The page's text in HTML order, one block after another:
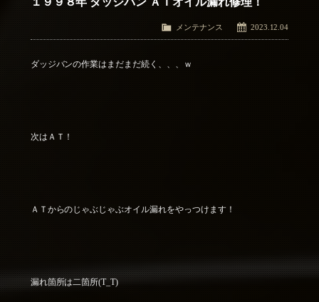
2023.12.04
メンテナンス
ダッジバンの作業はまだまだ続く、、、ｗ
次はＡＴ！
ＡＴからのじゃぶじゃぶオイル漏れをやっつけます！
漏れ箇所は二箇所(T_T)